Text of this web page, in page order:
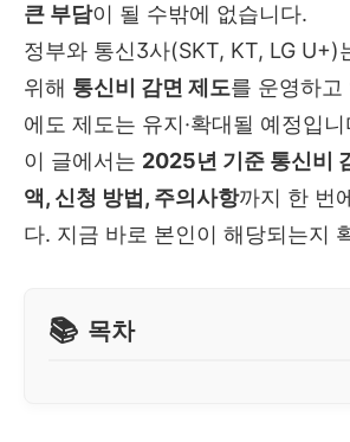
큰 부담이 될 수밖에 없습니다.
정부와 통신3사(SKT, KT, LG U+)
위해 통신비 감면 제도를 운영하
에도 제도는 유지·확대될 예정입니
이 글에서는 2025년 기준 통신비
액, 신청 방법, 주의사항까지 한 번
다. 지금 바로 본인이 해당되는지
목차